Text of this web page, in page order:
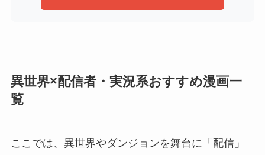
異世界×配信者・実況系おすすめ漫画一
覧
ここでは、異世界やダンジョンを舞台に「配信」